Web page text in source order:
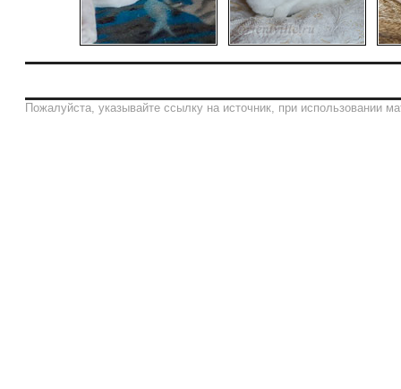
Пожалуйста, указывайте ссылку на источник, при использовании